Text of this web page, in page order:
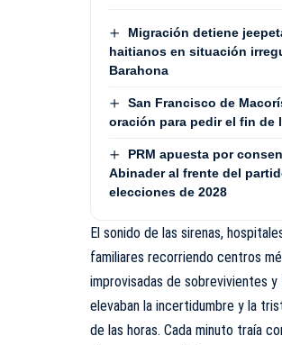
Migración detiene
haitianos en situación
Barahona
San Francisco de
oración para pedir el fin de
PRM apuesta por
Abinader al frente del
elecciones de 2028
El sonido de las sirenas,
familiares recorriendo centros
improvisadas de sobrevivientes
elevaban la incertidumbre y la
de las horas. Cada minuto traía